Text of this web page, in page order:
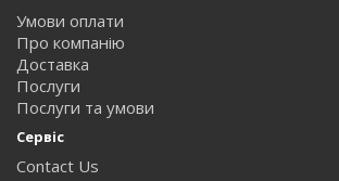
Умови оплати
Про компанію
Доставка
Послуги
Послуги та умови
Сервіс
Contact Us